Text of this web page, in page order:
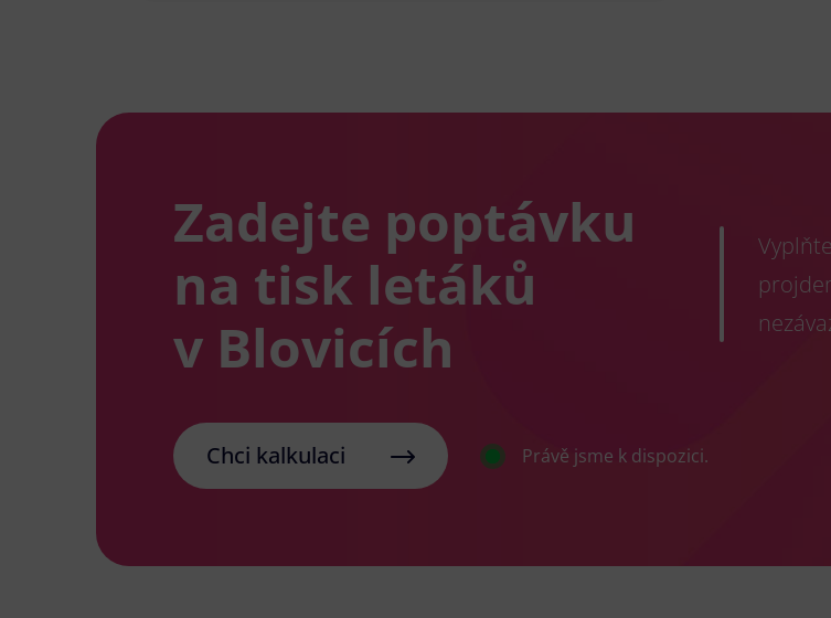
Zadejte poptávku
na tisk letáků
v Blovicích
Chci kalkulaci Právě jsme k dispozici.